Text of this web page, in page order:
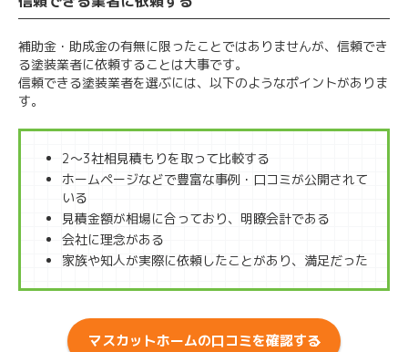
補助金・助成金の有無に限ったことではありませんが、信頼でき
る塗装業者に依頼することは大事です。
信頼できる塗装業者を選ぶには、以下のようなポイントがありま
す。
2～3社相見積もりを取って比較する
ホームページなどで豊富な事例・口コミが公開されて
いる
見積金額が相場に合っており、明瞭会計である
会社に理念がある
家族や知人が実際に依頼したことがあり、満足だった
マスカットホームの口コミを確認する